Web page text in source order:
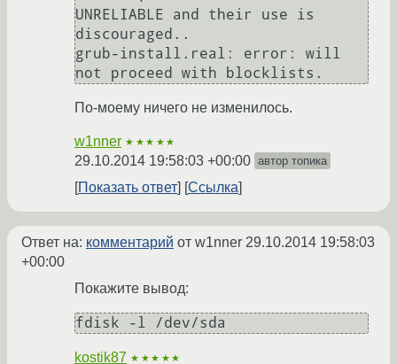
UNRELIABLE and their use is
discouraged..
grub-install.real: error: will
По-моему ничего не изменилось.
w1nner ★★★★★
29.10.2014 19:58:03 +00:00 автор топика
Показать ответ Ссылка
Ответ на: комментарий от w1nner 29.10.2014 19:58:03
+00:00
Покажите вывод:
kostik87 ★★★★★